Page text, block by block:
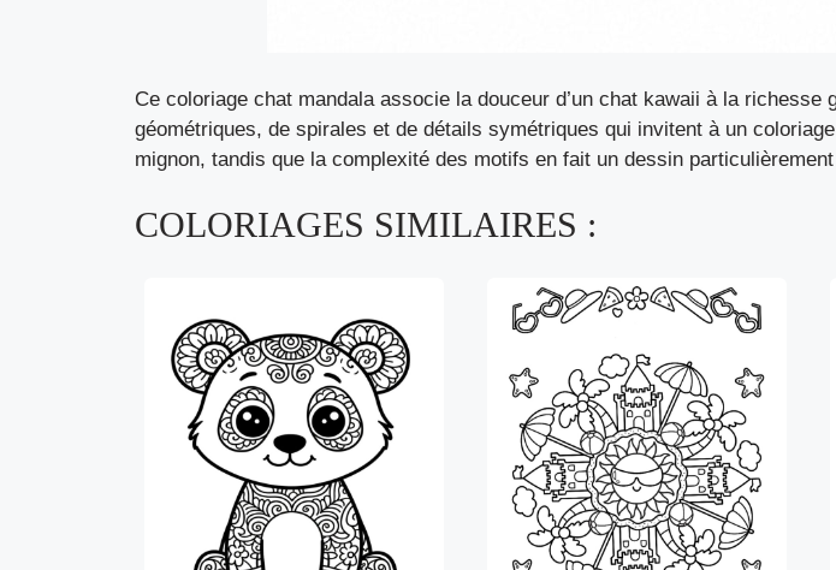
Ce coloriage chat mandala associe la douceur d’un chat kawaii à la
géométriques, de spirales et de détails symétriques qui invitent à un
mignon, tandis que la complexité des motifs en fait un dessin
COLORIAGES SIMILAIRES :